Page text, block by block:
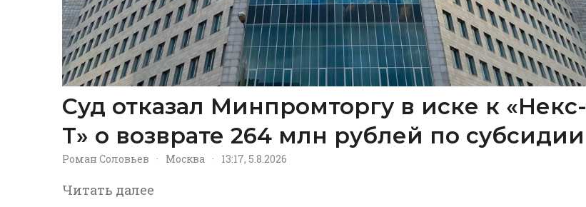
Суд отказал Минпромторгу в иске к «Некс-
Т» о возврате 264 млн рублей по субсидии
Роман Соловьев · Москва · 13:17, 5.8.2026
Читать далее